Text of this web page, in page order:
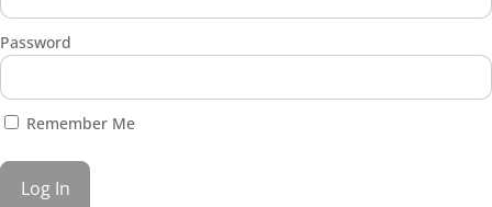
Password
Remember Me